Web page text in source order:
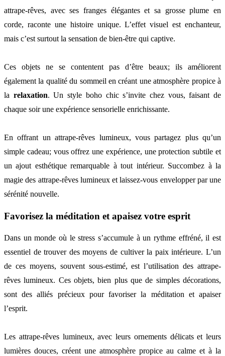
attrape-rêves, avec ses franges élégantes et sa grosse plume en
corde, raconte une histoire unique. L’effet visuel est enchanteur,
mais c’est surtout la sensation de bien-être qui captive.
Ces objets ne se contentent pas d’être beaux; ils améliorent
également la qualité du sommeil en créant une atmosphère propice à
la relaxation. Un style boho chic s’invite chez vous, faisant de
chaque soir une expérience sensorielle enrichissante.
En offrant un attrape-rêves lumineux, vous partagez plus qu’un
simple cadeau; vous offrez une expérience, une protection subtile et
un ajout esthétique remarquable à tout intérieur. Succombez à la
magie des attrape-rêves lumineux et laissez-vous envelopper par une
sérénité nouvelle.
Favorisez la méditation et apaisez votre esprit
Dans un monde où le stress s’accumule à un rythme effréné, il est
essentiel de trouver des moyens de cultiver la paix intérieure. L’un
de ces moyens, souvent sous-estimé, est l’utilisation des attrape-
rêves lumineux. Ces objets, bien plus que de simples décorations,
sont des alliés précieux pour favoriser la méditation et apaiser
l’esprit.
Les attrape-rêves lumineux, avec leurs ornements délicats et leurs
lumières douces, créent une atmosphère propice au calme et à la